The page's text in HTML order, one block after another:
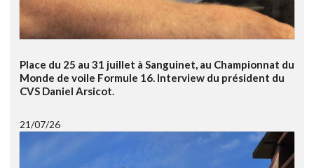
Place du 25 au 31 juillet à Sanguinet, au Championnat du
Monde de voile Formule 16. Interview du président du
CVS Daniel Arsicot.
21/07/26